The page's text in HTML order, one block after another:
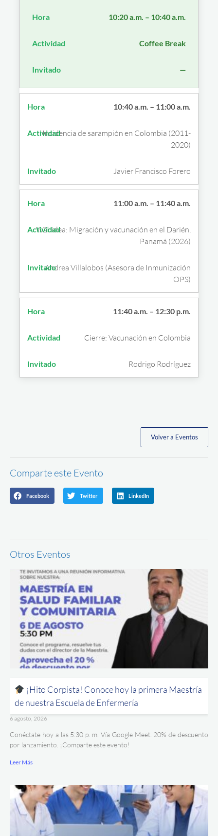
10:20 a.m. – 10:40 a.m.
Coffee Break
—
10:40 a.m. – 11:00 a.m.
Incidencia de sarampión en Colombia (2011-
2020)
Javier Francisco Forero
11:00 a.m. – 11:40 a.m.
Wâbidea: Migración y vacunación en el Darién,
Panamá (2026)
Andrea Villalobos (Asesora de Inmunización
OPS)
11:40 a.m. – 12:30 p.m.
Cierre: Vacunación en Colombia
Rodrigo Rodríguez
Volver a Eventos
Comparte este Evento
Facebook Twitter LinkedIn
Otros Eventos
¡Hito Corpista! Conoce hoy la primera Maestría
de nuestra Escuela de Enfermería
6 agosto, 2026
Conéctate hoy a las 5:30 p. m. Vía Google Meet. 20% de descuento
por lanzamiento. ¡Comparte este evento!
Leer Más